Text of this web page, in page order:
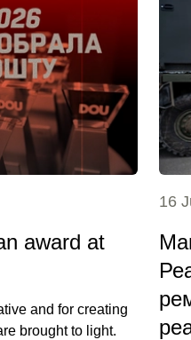
award at
and for creating
brought to light.
16